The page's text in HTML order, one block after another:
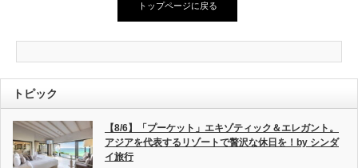
トップページに戻る
トピック
【8/6】「プーケット」エキゾティック＆エレガント。
アジアを代表するリゾートで贅沢な休日を！by シンダ
イ旅行